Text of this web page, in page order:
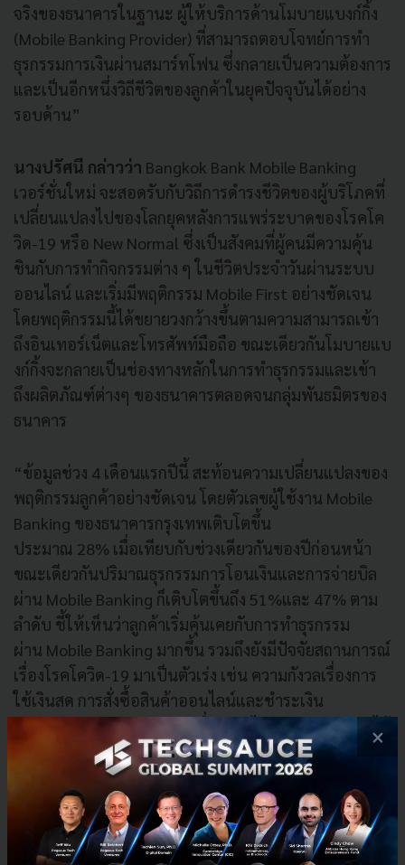
จริงของธนาคารในฐานะ ผู้ให้บริการด้านโมบายแบงก์กิ้ง
(Mobile Banking Provider) ที่สามารถตอบโจทย์การทำ
ธุรกรรมการเงินผ่านสมาร์ทโฟน ซึ่งกลายเป็นความต้องการ
และเป็นอีกหนึ่งวิถีชีวิตของลูกค้าในยุคปัจจุบันได้อย่าง
รอบด้าน”
นางปรัศนี กล่าวว่า Bangkok Bank Mobile Banking
เวอร์ชั่นใหม่ จะสอดรับกับวิถีการดำรงชีวิตของผู้บริโภคที่
เปลี่ยนแปลงไปของโลกยุคหลังการแพร่ระบาดของโรคโค
วิด-19 หรือ New Normal ซึ่งเป็นสังคมที่ผู้คนมีความคุ้น
ชินกับการทำกิจกรรมต่าง ๆ ในชีวิตประจำวันผ่านระบบ
ออนไลน์ และเริ่มมีพฤติกรรม Mobile First อย่างชัดเจน
โดยพฤติกรรมนี้ได้ขยายวงกว้างขึ้นตามความสามารถเข้า
ถึงอินเทอร์เน็ตและโทรศัพท์มือถือ ขณะเดียวกันโมบายแบ
งก์กิ้งจะกลายเป็นช่องทางหลักในการทำธุรกรรมและเข้า
ถึงผลิตภัณฑ์ต่างๆ ของธนาคารตลอดจนกลุ่มพันธมิตรของ
ธนาคาร
“ข้อมูลช่วง 4 เดือนแรกปีนี้ สะท้อนความเปลี่ยนแปลงของ
พฤติกรรมลูกค้าอย่างชัดเจน โดยตัวเลขผู้ใช้งาน Mobile
Banking ของธนาคารกรุงเทพเติบโตขึ้น
ประมาณ 28% เมื่อเทียบกับช่วงเดียวกันของปีก่อนหน้า
ขณะเดียวกันปริมาณธุรกรรมการโอนเงินและการจ่ายบิล
ผ่าน Mobile Banking ก็เติบโตขึ้นถึง 51%และ 47% ตาม
ลำดับ ชี้ให้เห็นว่าลูกค้าเริ่มคุ้นเคยกับการทำธุรกรรม
ผ่าน Mobile Banking มากขึ้น รวมถึงยังมีปัจจัยสถานการณ์
เรื่องโรคโควิด-19 มาเป็นตัวเร่ง เช่น ความกังวลเรื่องการ
ใช้เงินสด การสั่งซื้อสินค้าออนไลน์และชำระเงิน
ผ่าน Mobile Banking แทน เนื่องจากไม่สามารถเดินทางได้
สะดวก ตลอดจนมาตรการเยียวยา 5,000 บาทของภาครัฐ
ที่ลูกค้าจำนวนมากลงทะเบียนสมัครใช้บัญชีธนาคาร
กรุงเทพเป็นบัญชีพร้อมเพย์เพื่อใช้รับเงินดังกล่าว”
นางปรัศนี กล่าวอีกว่าธนาคารกรุงเทพยังวางกลยุทธ์
×